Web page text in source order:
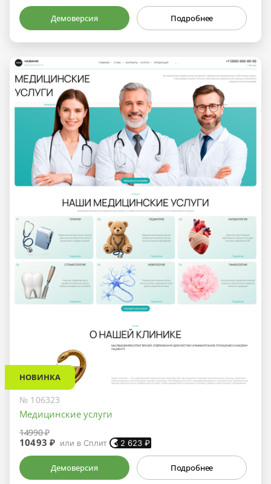
Демоверсия Подробнее
НОВИНКА
№ 106323
Медицинские услуги
14990 ₽
10493 ₽ или в Сплит 2 623 ₽
Демоверсия Подробнее